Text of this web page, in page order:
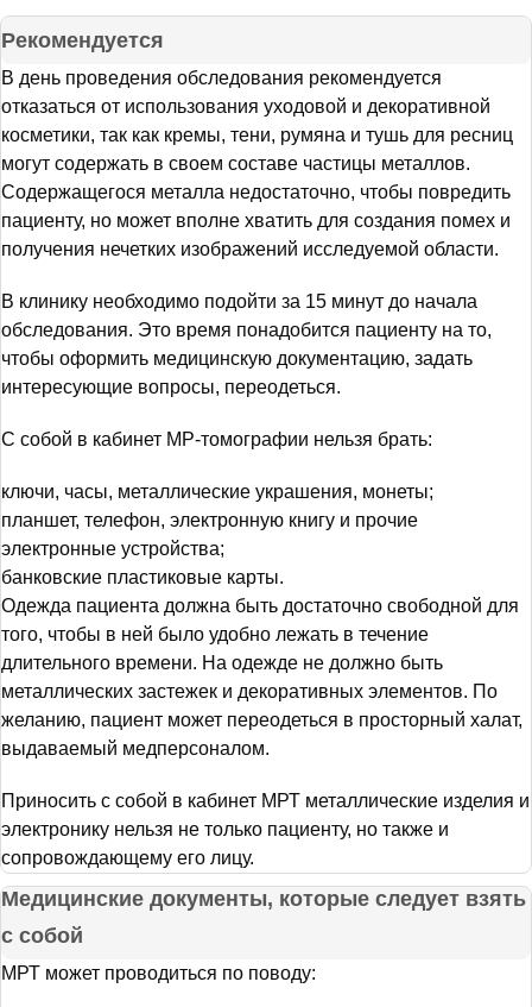
Рекомендуется
В день проведения обследования рекомендуется
отказаться от использования уходовой и декоративной
косметики, так как кремы, тени, румяна и тушь для ресниц
могут содержать в своем составе частицы металлов.
Содержащегося металла недостаточно, чтобы повредить
пациенту, но может вполне хватить для создания помех и
получения нечетких изображений исследуемой области.
В клинику необходимо подойти за 15 минут до начала
обследования. Это время понадобится пациенту на то,
чтобы оформить медицинскую документацию, задать
интересующие вопросы, переодеться.
С собой в кабинет МР-томографии нельзя брать:
ключи, часы, металлические украшения, монеты;
планшет, телефон, электронную книгу и прочие
электронные устройства;
банковские пластиковые карты.
Одежда пациента должна быть достаточно свободной для
того, чтобы в ней было удобно лежать в течение
длительного времени. На одежде не должно быть
металлических застежек и декоративных элементов. По
желанию, пациент может переодеться в просторный халат,
выдаваемый медперсоналом.
Приносить с собой в кабинет МРТ металлические изделия и
электронику нельзя не только пациенту, но также и
сопровождающему его лицу.
Медицинские документы, которые следует взять
с собой
МРТ может проводиться по поводу: